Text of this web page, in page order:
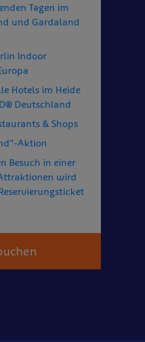
Tagen im
und Gardaland
Indoor
Hotels im Heide
Deutschland
& Shops
Aktion
Besuch in einer
wird